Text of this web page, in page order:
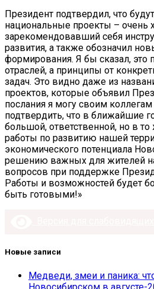
Президент подтвердил, что
национальные проекты – очень
зарекомендовавший себя
развития, а также обозначил
формирования. Я бы сказал, это
отраслей, а принципы от
задач. Это видно даже из
проектов, которые объявил
послания я могу своим
подтвердить, что в ближайшие
большой, ответственной, но в
работы по развитию нашей
экономического потенциала
решению важных для жителей
вопросов при поддержке
Работы и возможностей будет
быть готовыми!»
Новые записи
Медведи, змеи и паника:
Новосибирском в августе-